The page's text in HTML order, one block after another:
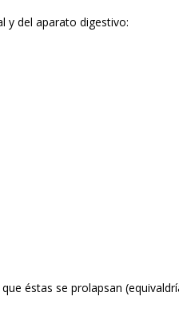
y del aparato digestivo:
éstas se prolapsan